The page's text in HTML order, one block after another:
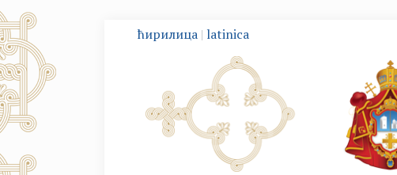
ћирилица | latinica